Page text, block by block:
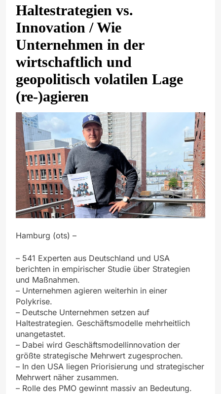
Haltestrategien vs.
Innovation / Wie
Unternehmen in der
wirtschaftlich und
geopolitisch volatilen Lage
(re-)agieren
Hamburg (ots) –
– 541 Experten aus Deutschland und USA
berichten in empirischer Studie über Strategien
und Maßnahmen.
– Unternehmen agieren weiterhin in einer
Polykrise.
– Deutsche Unternehmen setzen auf
Haltestrategien. Geschäftsmodelle mehrheitlich
unangetastet.
– Dabei wird Geschäftsmodellinnovation der
größte strategische Mehrwert zugesprochen.
– In den USA liegen Priorisierung und strategischer
Mehrwert näher zusammen.
– Rolle des PMO gewinnt massiv an Bedeutung.